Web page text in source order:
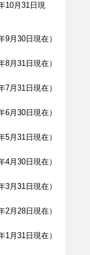
10月31日現
9月30日現在）
8月31日現在）
7月31日現在）
6月30日現在）
5月31日現在）
4月30日現在）
3月31日現在）
2月28日現在）
1月31日現在）